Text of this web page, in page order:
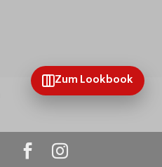
Zum Lookbook